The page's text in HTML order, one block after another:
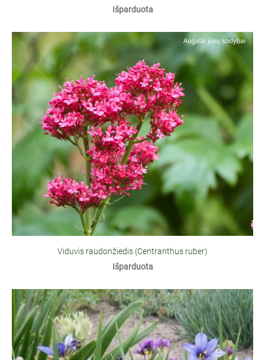
Išparduota
Viduvis raudonžiedis (Centranthus ruber)
Išparduota